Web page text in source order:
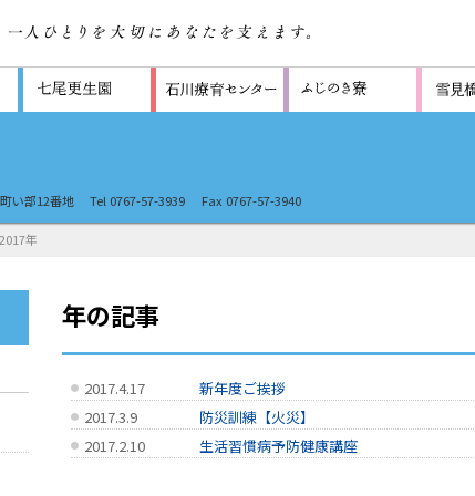
い部12番地 Tel 0767-57-3939 Fax 0767-57-3940
年
年の記事
2017.4.17
新年度ご挨拶
2017.3.9
防災訓練【火災】
2017.2.10
生活習慣病予防健康講座